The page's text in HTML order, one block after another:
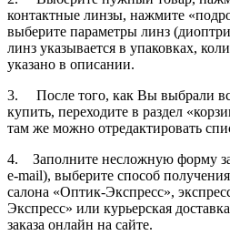
контактные линзы, нажмите
выберите параметры линз
линз указывается в упаковках,
указано в описании.
3. После того, как Вы выбрали
купить, переходите в раздел
там же можно отредактировать
4. Заполните несложную форму
e-mail), выберите способ
салона «Оптик-Экспресс»,
Экспресс» или курьерская
заказа онлайн на сайте.